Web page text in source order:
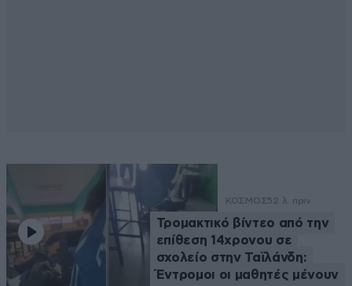
ΚΟΣΜΟΣ52 λ. πριν
Τρομακτικό βίντεο από την
επίθεση 14χρονου σε
σχολείο στην Ταϊλάνδη:
Έντρομοι οι μαθητές μένουν